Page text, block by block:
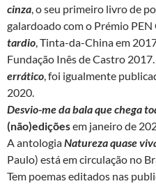
cinza, o seu primeiro livro de
galardoado com o Prémio
tardio, Tinta-da-China em
Fundação Inês de Castro 2017.
errático, foi igualmente
2020.
Desvio-me da bala que chega
(não)ediçõesem janeiro de
A antologiaNatureza quase
Paulo) está em circulação no
Tem poemas editados nas